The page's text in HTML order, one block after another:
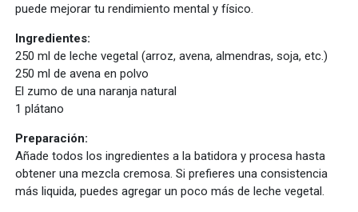
puede mejorar tu rendimiento mental y físico.
Ingredientes:
250 ml de leche vegetal (arroz, avena, almendras, soja, etc.)
250 ml de avena en polvo
El zumo de una naranja natural
1 plátano
Preparación:
Añade todos los ingredientes a la batidora y procesa hasta
obtener una mezcla cremosa. Si prefieres una consistencia
más liquida, puedes agregar un poco más de leche vegetal.